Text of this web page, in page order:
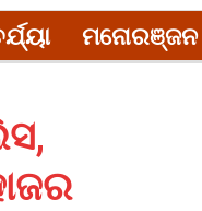
ମନୋରଞ୍ଜନ